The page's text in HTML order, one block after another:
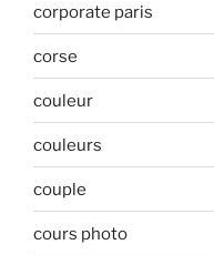
corporate paris
corse
couleur
couleurs
couple
cours photo